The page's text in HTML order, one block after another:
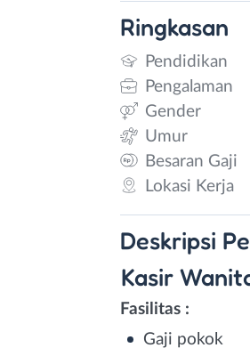
Ringkasan
Pendidikan
Pengalaman
Gender
Umur
Besaran Gaji
Lokasi Kerja
Deskripsi
Kasir
Fasilitas :
Gaji pokok